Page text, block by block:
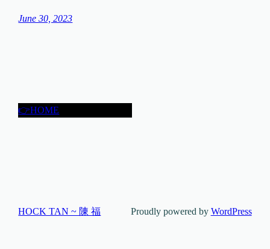
June 30, 2023
👉HOME
HOCK TAN ~ 陳 福 Proudly powered by WordPress